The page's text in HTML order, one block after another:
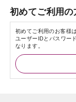
初めてご利用
初めてご利用のお客様
ユーザーIDとパスワー
なります。